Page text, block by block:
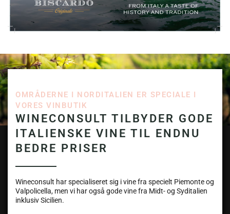
OMRÅDERNE I NORDITALIEN ER SPECIALE I
VORES VINBUTIK
WINECONSULT TILBYDER GODE
ITALIENSKE VINE TIL ENDNU
BEDRE PRISER
Wineconsult har specialiseret sig i vine fra specielt Piemonte og
Valpolicella, men vi har også gode vine fra Midt- og Syditalien
inklusiv Sicilien.